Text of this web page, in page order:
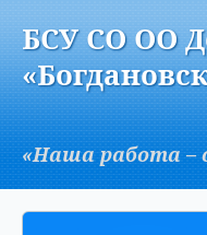
AБСУ СО ОО
«Наша работа –